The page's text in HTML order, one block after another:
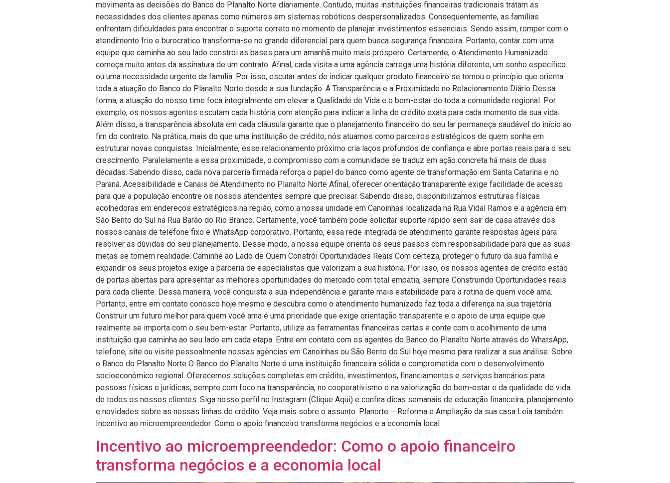
movimenta as decisões do Banco do Planalto Norte diariamente. Contudo, muitas instituições financeiras tradicionais tratam as
necessidades dos clientes apenas como números em sistemas robóticos despersonalizados. Consequentemente, as famílias
enfrentam dificuldades para encontrar o suporte correto no momento de planejar investimentos essenciais. Sendo assim, romper com o
atendimento frio e burocrático transforma-se no grande diferencial para quem busca segurança financeira. Portanto, contar com uma
equipe que caminha ao seu lado constrói as bases para um amanhã muito mais próspero. Certamente, o Atendimento Humanizado
começa muito antes da assinatura de um contrato. Afinal, cada visita a uma agência carrega uma história diferente, um sonho específico
ou uma necessidade urgente da família. Por isso, escutar antes de indicar qualquer produto financeiro se tornou o princípio que orienta
toda a atuação do Banco do Planalto Norte desde a sua fundação. A Transparência e a Proximidade no Relacionamento Diário Dessa
forma, a atuação do nosso time foca integralmente em elevar a Qualidade de Vida e o bem-estar de toda a comunidade regional. Por
exemplo, os nossos agentes escutam cada história com atenção para indicar a linha de crédito exata para cada momento da sua vida.
Além disso, a transparência absoluta em cada cláusula garante que o planejamento financeiro do seu lar permaneça saudável do início ao
fim do contrato. Na prática, mais do que uma instituição de crédito, nós atuamos como parceiros estratégicos de quem sonha em
estruturar novas conquistas. Inicialmente, esse relacionamento próximo cria laços profundos de confiança e abre portas reais para o seu
crescimento. Paralelamente a essa proximidade, o compromisso com a comunidade se traduz em ação concreta há mais de duas
décadas. Sabendo disso, cada nova parceria firmada reforça o papel do banco como agente de transformação em Santa Catarina e no
Paraná. Acessibilidade e Canais de Atendimento no Planalto Norte Afinal, oferecer orientação transparente exige facilidade de acesso
para que a população encontre os nossos atendentes sempre que precisar. Sabendo disso, disponibilizamos estruturas físicas
acolhedoras em endereços estratégicos na região, como a nossa unidade em Canoinhas localizada na Rua Vidal Ramos e a agência em
São Bento do Sul na Rua Barão do Rio Branco. Certamente, você também pode solicitar suporte rápido sem sair de casa através dos
nossos canais de telefone fixo e WhatsApp corporativo. Portanto, essa rede integrada de atendimento garante respostas ágeis para
resolver as dúvidas do seu planejamento. Desse modo, a nossa equipe orienta os seus passos com responsabilidade para que as suas
metas se tornem realidade. Caminhe ao Lado de Quem Constrói Oportunidades Reais Com certeza, proteger o futuro da sua família e
expandir os seus projetos exige a parceria de especialistas que valorizam a sua história. Por isso, os nossos agentes de crédito estão
de portas abertas para apresentar as melhores oportunidades do mercado com total empatia, sempre Construindo Oportunidades reais
para cada cliente. Dessa maneira, você conquista a sua independência e garante mais estabilidade para a rotina de quem você ama.
Portanto, entre em contato conosco hoje mesmo e descubra como o atendimento humanizado faz toda a diferença na sua trajetória.
Construir um futuro melhor para quem você ama é uma prioridade que exige orientação transparente e o apoio de uma equipe que
realmente se importa com o seu bem-estar. Portanto, utilize as ferramentas financeiras certas e conte com o acolhimento de uma
instituição que caminha ao seu lado em cada etapa. Entre em contato com os agentes do Banco do Planalto Norte através do WhatsApp,
telefone, site ou visite pessoalmente nossas agências em Canoinhas ou São Bento do Sul hoje mesmo para realizar a sua análise. Sobre
o Banco do Planalto Norte O Banco do Planalto Norte é uma instituição financeira sólida e comprometida com o desenvolvimento
socioeconômico regional. Oferecemos soluções completas em crédito, investimentos, financiamentos e serviços bancários para
pessoas físicas e jurídicas, sempre com foco na transparência, no cooperativismo e na valorização do bem-estar e da qualidade de vida
de todos os nossos clientes. Siga nosso perfil no Instagram (Clique Aqui) e confira dicas semanais de educação financeira, planejamento
e novidades sobre as nossas linhas de crédito. Veja mais sobre o assunto: Planorte – Reforma e Ampliação da sua casa Leia também:
Incentivo ao microempreendedor: Como o apoio financeiro transforma negócios e a economia local
Incentivo ao microempreendedor: Como o apoio financeiro
transforma negócios e a economia local